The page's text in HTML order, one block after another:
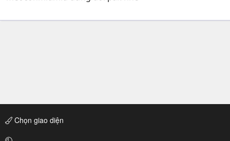
Chọn giao diện